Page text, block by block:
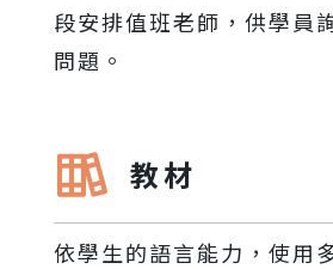
段安排值班老師，供學員
問題。
教材
依學生的語言能力，使用